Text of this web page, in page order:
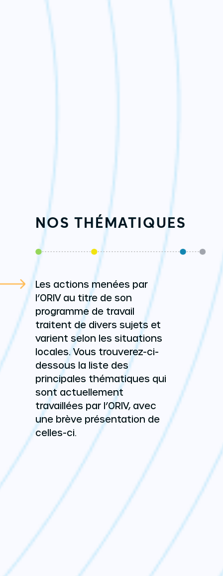
NOS THÉMATIQUES
Les actions menées par
l’ORIV au titre de son
programme de travail
traitent de divers sujets et
varient selon les situations
locales. Vous trouverez-ci-
dessous la liste des
principales thématiques qui
sont actuellement
travaillées par l’ORIV, avec
une brève présentation de
celles-ci.